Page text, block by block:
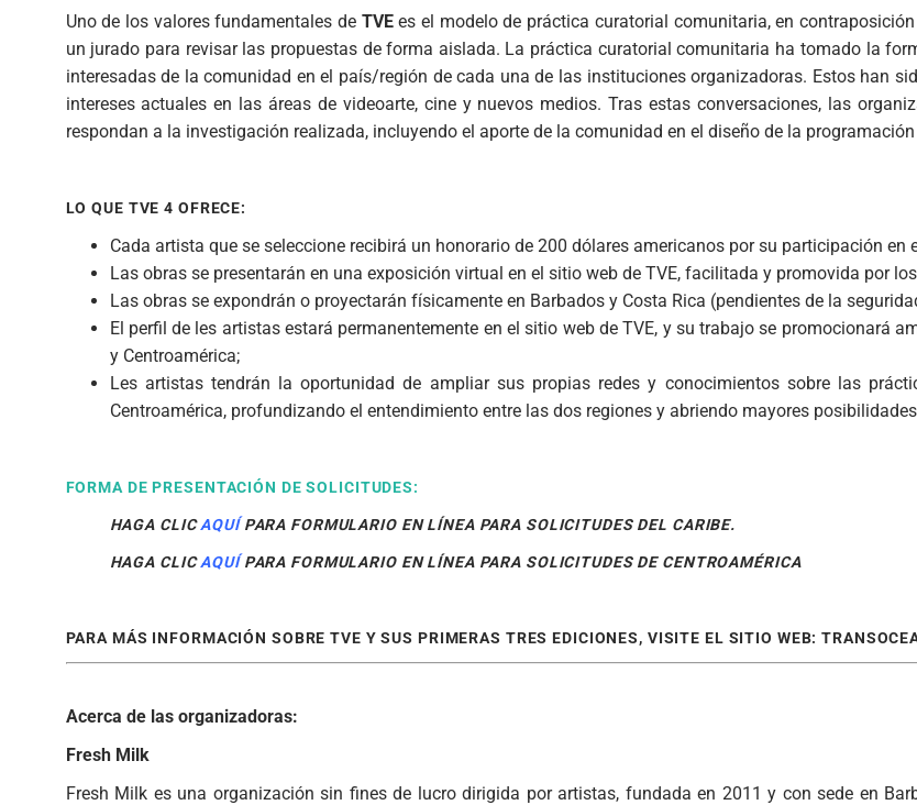
Uno de los valores fundamentales de TVEes el modelo de práctica curatorial comunitaria, en
un jurado para revisar las propuestas de forma aislada. La práctica curatorial comunitaria ha tomado la
interesadas de la comunidad en el país/región de cada una de las instituciones organizadoras. Estos han
intereses actuales en las áreas de videoarte, cine y nuevos medios. Tras estas conversaciones, las
respondan a la investigación realizada, incluyendo el aporte de la comunidad en el diseño de la
LO QUE TVE 4 OFRECE:
Cada artista que se seleccione recibirá un honorario de 200 dólares americanos por su participación en
Las obras se presentarán en una exposición virtual en el sitio web de TVE, facilitada y promovida por
Las obras se expondrán o proyectarán físicamente en Barbados y Costa Rica (pendientes de la
El perfil de les artistas estará permanentemente en el sitio web de TVE, y su trabajo se promocionará
y Centroamérica;
Les artistas tendrán la oportunidad de ampliar sus propias redes y conocimientos sobre las
Centroamérica, profundizando el entendimiento entre las dos regiones y abriendo mayores
FORMA DE PRESENTACIÓN DE SOLICITUDES:
HAGA CLICAQUÍ PARA FORMULARIO EN LÍNEA PARA SOLICITUDES DEL CARIBE.
HAGA CLICAQUÍ PARA FORMULARIO EN LÍNEA PARA SOLICITUDES DE CENTROAMÉRICA
PARA MÁS INFORMACIÓN SOBRE TVE Y SUS PRIMERAS TRES EDICIONES, VISITE EL SITIO WEB:
Acerca de las organizadoras:
Fresh Milk
Fresh Milk es una organización sin fines de lucro dirigida por artistas, fundada en 2011 y con sede en